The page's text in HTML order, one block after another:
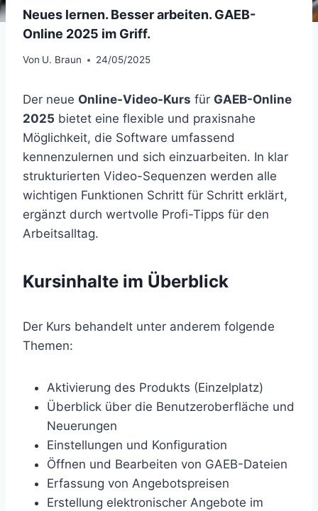
Neues lernen. Besser arbeiten. GAEB-
Online 2025 im Griff.
Von U. Braun 24/05/2025
Der neue Online-Video-Kurs für GAEB-Online
2025 bietet eine flexible und praxisnahe
Möglichkeit, die Software umfassend
kennenzulernen und sich einzuarbeiten. In klar
strukturierten Video-Sequenzen werden alle
wichtigen Funktionen Schritt für Schritt erklärt,
ergänzt durch wertvolle Profi-Tipps für den
Arbeitsalltag.
Kursinhalte im Überblick
Der Kurs behandelt unter anderem folgende
Themen:
Aktivierung des Produkts (Einzelplatz)
Überblick über die Benutzeroberfläche und
Neuerungen
Einstellungen und Konfiguration
Öffnen und Bearbeiten von GAEB-Dateien
Erfassung von Angebotspreisen
Erstellung elektronischer Angebote im